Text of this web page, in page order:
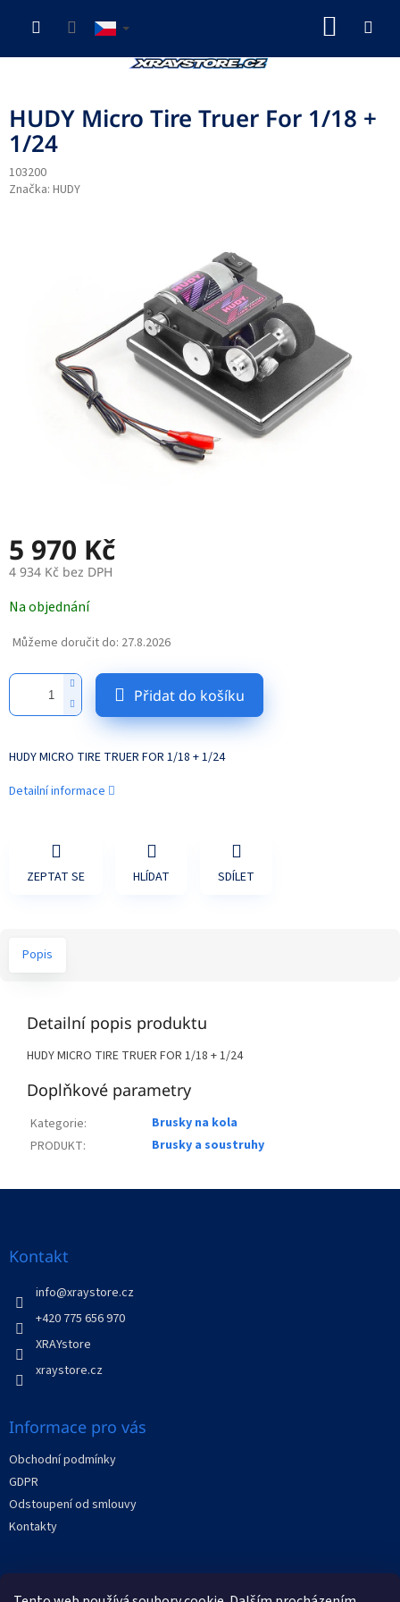
HUDY Micro Tire Truer For 1/18 +
1/24
103200
Značka: HUDY
5 970 Kč
4 934 Kč bez DPH
cena:
Na objednání
Můžeme doručit do: 27.8.2026
Přidat do košíku
HUDY MICRO TIRE TRUER FOR 1/18 + 1/24
Detailní informace
ZEPTAT SE HLÍDAT SDÍLET
Popis
Detailní popis produktu
HUDY MICRO TIRE TRUER FOR 1/18 + 1/24
Doplňkové parametry
Kategorie:
Brusky na kola
PRODUKT: Brusky a soustruhy
Kontakt
info@xraystore.cz
+420 775 656 970
XRAYstore
xraystore.cz
Informace pro vás
Obchodní podmínky
GDPR
Odstoupení od smlouvy
Kontakty
Facebook